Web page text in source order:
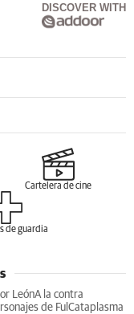
DISCOVER WITH
Cartelera de cine
de guardia
LeónA la contra
de Ful Cataplasma